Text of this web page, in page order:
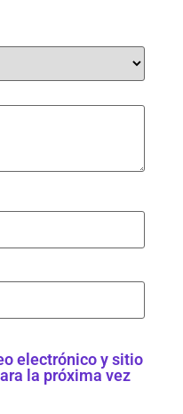
electrónico y sitio
la próxima vez